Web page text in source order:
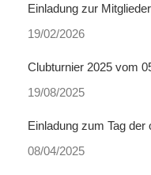
Einladung zur
19/02/2026
Clubturnier 2025 vom
19/08/2025
Einladung zum Tag
08/04/2025